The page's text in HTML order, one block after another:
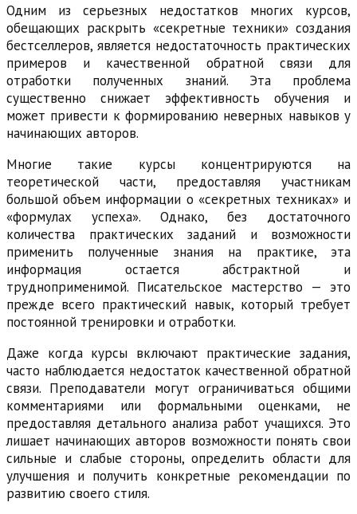
Одним из серьезных недостатков многих курсов,
обещающих раскрыть «секретные техники» создания
бестселлеров, является недостаточность практических
примеров и качественной обратной связи для
отработки полученных знаний. Эта проблема
существенно снижает эффективность обучения и
может привести к формированию неверных навыков у
начинающих авторов.
Многие такие курсы концентрируются на
теоретической части, предоставляя участникам
большой объем информации о «секретных техниках» и
«формулах успеха». Однако, без достаточного
количества практических заданий и возможности
применить полученные знания на практике, эта
информация остается абстрактной и
трудноприменимой. Писательское мастерство — это
прежде всего практический навык, который требует
постоянной тренировки и отработки.
Даже когда курсы включают практические задания,
часто наблюдается недостаток качественной обратной
связи. Преподаватели могут ограничиваться общими
комментариями или формальными оценками, не
предоставляя детального анализа работ учащихся. Это
лишает начинающих авторов возможности понять свои
сильные и слабые стороны, определить области для
улучшения и получить конкретные рекомендации по
развитию своего стиля.